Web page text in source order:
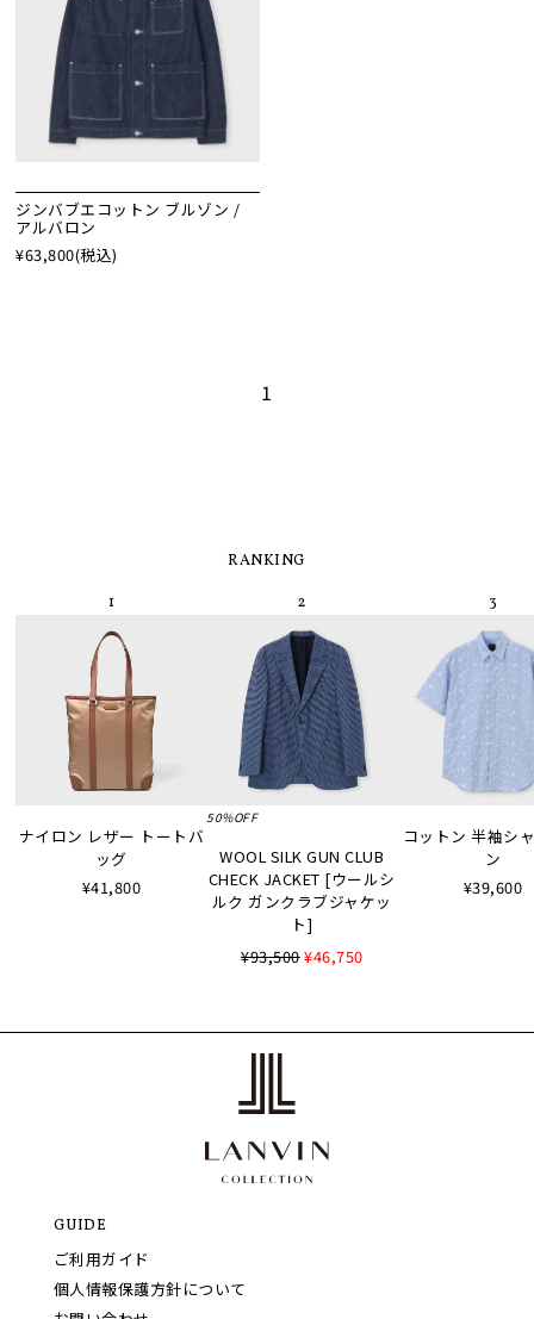
ジンバブエコットン ブルゾン /
アルバロン
¥63,800(税込)
1
RANKING
ナイロン レザー トートバ
ッグ
¥41,800
50%OFF
WOOL SILK GUN CLUB
CHECK JACKET [ウールシ
ルク ガンクラブジャケッ
ト]
¥93,500¥46,750
コットン 半袖シ
ン
¥39,600
GUIDE
ご利用ガイド
個人情報保護方針について